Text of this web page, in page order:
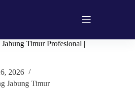
Timur Profesional |
2026
Jabung Timur